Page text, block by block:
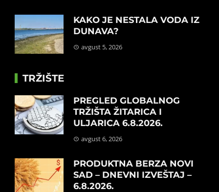
KAKO JE NESTALA VODA IZ
DUNAVA?
avgust 5, 2026
TRŽIŠTE
PREGLED GLOBALNOG
TRŽIŠTA ŽITARICA I
ULJARICA 6.8.2026.
avgust 6, 2026
PRODUKTNA BERZA NOVI
SAD – DNEVNI IZVEŠTAJ –
6.8.2026.